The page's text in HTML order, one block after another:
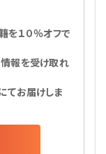
を１０％オフで
報を受け取れ
てお届けしま